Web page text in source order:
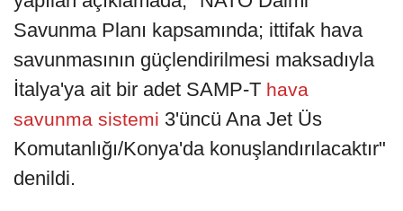
Savunma Planı kapsamında; ittifak hava
savunmasının güçlendirilmesi maksadıyla
İtalya'ya ait bir adet SAMP-T hava
savunma sistemi 3'üncü Ana Jet Üs
Komutanlığı/Konya'da konuşlandırılacaktır"
denildi.